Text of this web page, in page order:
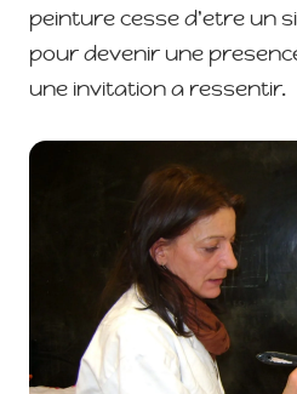
peinture cesse d'etre un
pour devenir une
une invitation a ressentir.